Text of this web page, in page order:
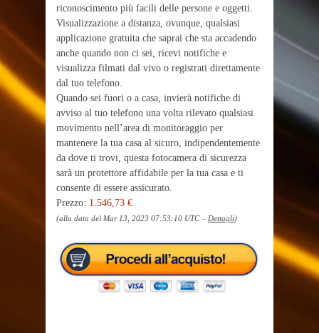
riconoscimento più facili delle persone e oggetti.
Visualizzazione a distanza, ovunque, qualsiasi
applicazione gratuita che saprai che sta accadendo
anche quando non ci sei, ricevi notifiche e
visualizza filmati dal vivo o registrati direttamente
dal tuo telefono.
Quando sei fuori o a casa, invierà notifiche di
avviso al tuo telefono una volta rilevato qualsiasi
movimento nell’area di monitoraggio per
mantenere la tua casa al sicuro, indipendentemente
da dove ti trovi, questa fotocamera di sicurezza
sarà un protettore affidabile per la tua casa e ti
consente di essere assicurato.
Prezzo: 1.546,73 €
(alla data del Mar 13, 2023 07:53:10 UTC – Dettagli)